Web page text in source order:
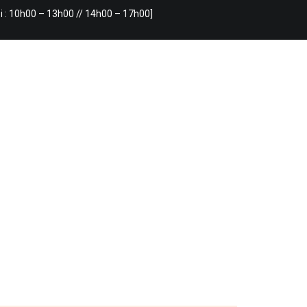
: 10h00 – 13h00 // 14h00 – 17h00]